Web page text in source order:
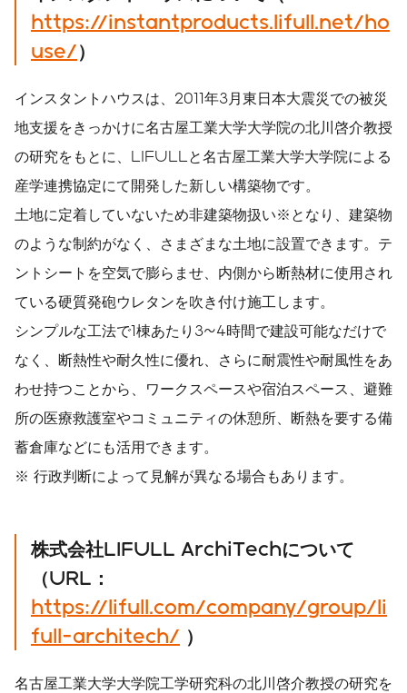
https://instantproducts.lifull.net/ho
use/）
インスタントハウスは、2011年3月東日本大震災での被災
地支援をきっかけに名古屋工業大学大学院の北川啓介教授
の研究をもとに、LIFULLと名古屋工業大学大学院による
産学連携協定にて開発した新しい構築物です。
土地に定着していないため非建築物扱い※となり、建築物
のような制約がなく、さまざまな土地に設置できます。テ
ントシートを空気で膨らませ、内側から断熱材に使用され
ている硬質発砲ウレタンを吹き付け施工します。
シンプルな工法で1棟あたり3~4時間で建設可能なだけで
なく、断熱性や耐久性に優れ、さらに耐震性や耐風性をあ
わせ持つことから、ワークスペースや宿泊スペース、避難
所の医療救護室やコミュニティの休憩所、断熱を要する備
蓄倉庫などにも活用できます。
※ 行政判断によって見解が異なる場合もあります。
株式会社LIFULL ArchiTechについて
（URL：
https://lifull.com/company/group/li
full-architech/ ）
名古屋工業大学大学院工学研究科の北川啓介教授の研究を